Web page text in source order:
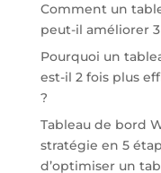
Comment un
peut-il améliorer
Pourquoi un
est-il 2 fois plus
?
Tableau de bord
stratégie en 5
d’optimiser un